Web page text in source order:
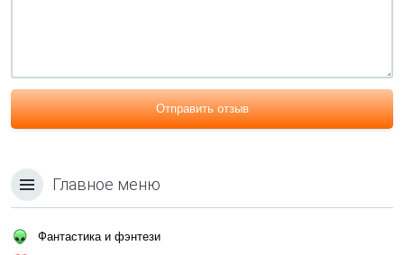
Отправить отзыв
Главное меню
Фантастика и фэнтези